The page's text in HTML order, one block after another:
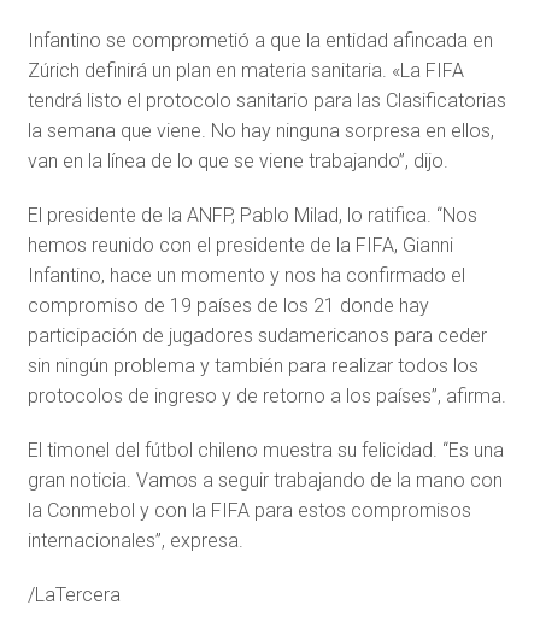
Infantino se comprometió a que la entidad afincada en
Zúrich definirá un plan en materia sanitaria. «La FIFA
tendrá listo el protocolo sanitario para las Clasificatorias
la semana que viene. No hay ninguna sorpresa en ellos,
van en la línea de lo que se viene trabajando”, dijo.
El presidente de la ANFP, Pablo Milad, lo ratifica. “Nos
hemos reunido con el presidente de la FIFA, Gianni
Infantino, hace un momento y nos ha confirmado el
compromiso de 19 países de los 21 donde hay
participación de jugadores sudamericanos para ceder
sin ningún problema y también para realizar todos los
protocolos de ingreso y de retorno a los países”, afirma.
El timonel del fútbol chileno muestra su felicidad. “Es una
gran noticia. Vamos a seguir trabajando de la mano con
la Conmebol y con la FIFA para estos compromisos
internacionales”, expresa.
/LaTercera